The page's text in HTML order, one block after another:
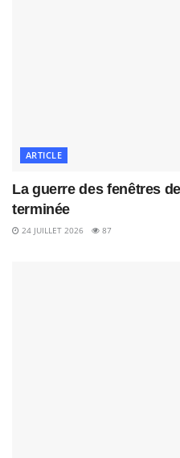
ARTICLE
La guerre des fenêtres
terminée
24 JUILLET 2026 87